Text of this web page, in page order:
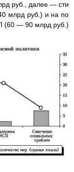
руб., далее — сти
млрд руб.) и на по
(60 — 90 млрд руб.)